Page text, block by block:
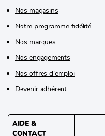
Nos magasins
Notre programme fidélité
Nos marques
Nos engagements
Nos offres d'emploi
Devenir adhérent
AIDE &
CONTACT